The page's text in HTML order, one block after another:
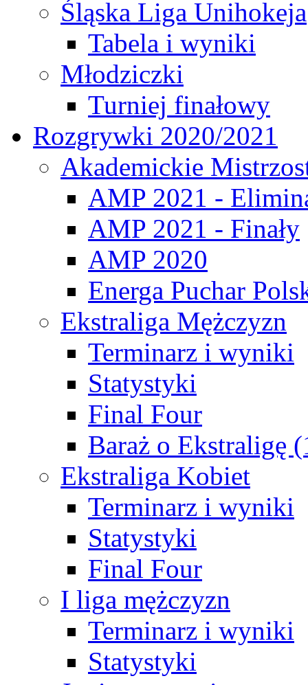
Śląska Liga Unihokeja
Tabela i wyniki
Młodziczki
Turniej finałowy
Rozgrywki 2020/2021
Akademickie
AMP 2021 -
AMP 2021 - Finały
AMP 2020
Energa Puchar
Ekstraliga Mężczyzn
Terminarz i wyniki
Statystyki
Final Four
Baraż o Ekstraligę
Ekstraliga Kobiet
Terminarz i wyniki
Statystyki
Final Four
I liga mężczyzn
Terminarz i wyniki
Statystyki